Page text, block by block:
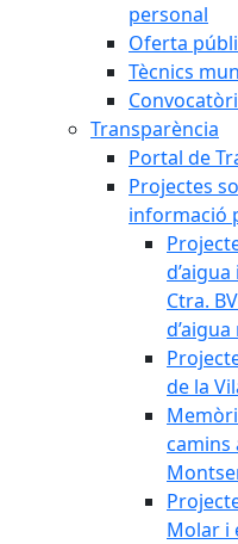
personal
Oferta
Tècnics
Transparència
Portal de
Projectes
informació
Ctra.
de la
camins
Molar i